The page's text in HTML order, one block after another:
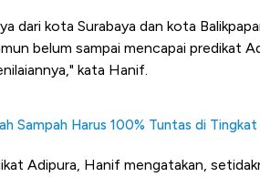
dari kota Surabaya dan kota
belum sampai mencapai predikat
kata Hanif.
Sampah Harus 100% Tuntas di Tingkat
Adipura, Hanif mengatakan,